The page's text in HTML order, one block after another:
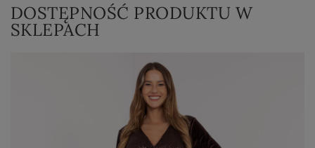
DOSTĘPNOŚĆ PRODUKTU W
SKLEPACH